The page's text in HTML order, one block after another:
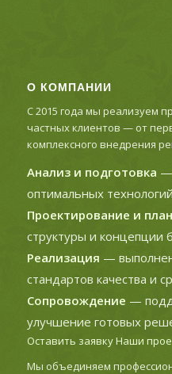
О КОМПАНИИ
С 2015 года мы реализуем
частных клиентов — от
комплексного внедрения
Анализ и подготовка —
оптимальных
Проектирование и
структуры и концепции
Реализация —
стандартов качества и
Сопровождение —
улучшение готовых
Оставить заявкуНаши
Мы объединяем